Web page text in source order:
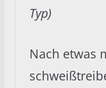
Typ)
Nach etwas